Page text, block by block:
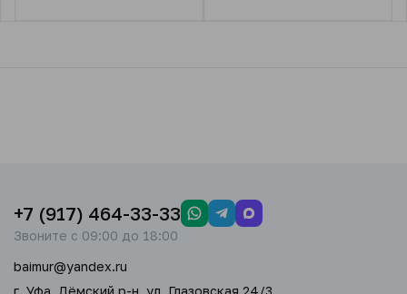
+7 (917) 464-33-33
Звоните с 09:00 до 18:00
baimur@yandex.ru
г. Уфа, Дёмский р-н, ул. Глазовская 24/3